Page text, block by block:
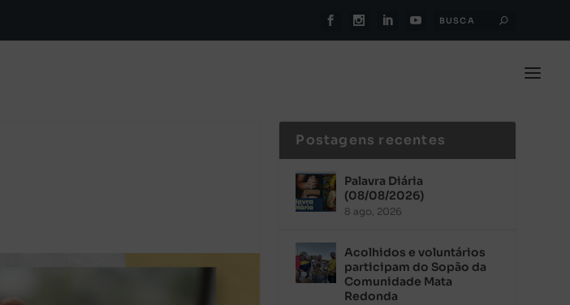
Postagens recentes
Palavra Diária
(08/08/2026)
8 ago, 2026
Acolhidos e voluntários
participam do Sopão da
Comunidade Mata
Redonda